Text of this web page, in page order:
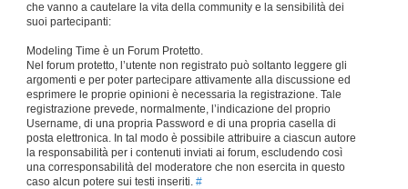
che vanno a cautelare la vita della community e la sensibilità dei
suoi partecipanti:
Modeling Time è un Forum Protetto.
Nel forum protetto, l’utente non registrato può soltanto leggere gli
argomenti e per poter partecipare attivamente alla discussione ed
esprimere le proprie opinioni è necessaria la registrazione. Tale
registrazione prevede, normalmente, l’indicazione del proprio
Username, di una propria Password e di una propria casella di
posta elettronica. In tal modo è possibile attribuire a ciascun autore
la responsabilità per i contenuti inviati ai forum, escludendo così
una corresponsabilità del moderatore che non esercita in questo
caso alcun potere sui testi inseriti. #